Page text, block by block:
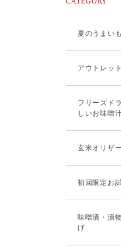
夏のうまい
アウトレット
フリーズド
しいお味噌
玄米オリザ
初回限定お
味噌漬・漬
げ